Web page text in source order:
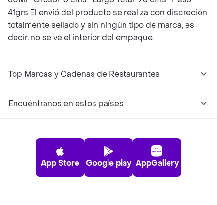
41grs El envió del producto se realiza con discreción
totalmente sellado y sin ningún tipo de marca, es
decir, no se ve el interior del empaque.
Top Marcas y Cadenas de Restaurantes
Encuéntranos en estos países
App Store Google play AppGallery